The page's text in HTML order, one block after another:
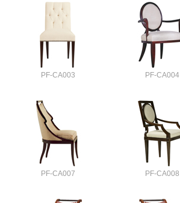
PF-CA003 PF-CA004
PF-CA007 PF-CA008